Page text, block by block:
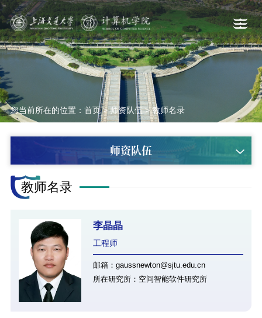
您当前所在的位置： 首页>师资队伍>教师名录
师资队伍
教师名录
李晶晶
工程师
邮箱：gaussnewton@sjtu.edu.cn
所在研究所：空间智能软件研究所